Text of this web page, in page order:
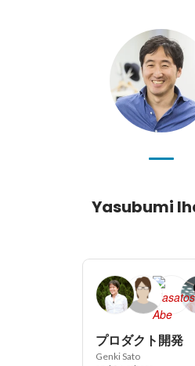
Yasubumi
プロダクト開発
Genki Sato